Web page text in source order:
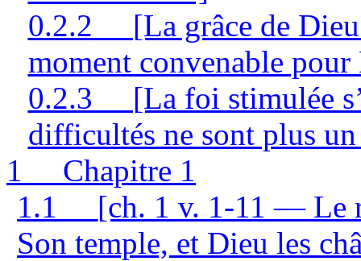
0.2.2
[La grâce de
moment convenable
0.2.3
[La foi stimulée
difficultés ne sont plus
1
Chapitre 1
1.1
[ch. 1 v. 1-11 — Le
Son temple, et Dieu les